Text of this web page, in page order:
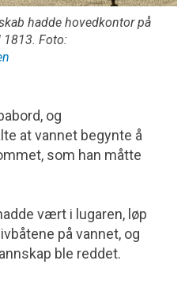
hadde hovedkontor på
1813. Foto:
og
at vannet begynte å
som han måtte
vært i lugaren, løp
på vannet, og
ble reddet.